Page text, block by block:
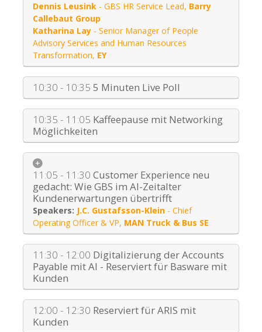
Dennis Leusink - GBS HR Service Lead, Barry
Callebaut Group
Katharina Lay - Senior Manager of People
Advisory Services and Human Resources
Transformation, EY
10:30 - 10:35 5 Minuten Live Poll
10:35 - 11:05 Kaffeepause mit Networking
Möglichkeiten
11:05 - 11:30 Customer Experience neu
gedacht: Wie GBS im AI-Zeitalter
Kundenerwartungen übertrifft
J.C. Gustafsson-Klein - Chief
Operating Officer & VP, MAN Truck & Bus SE
11:30 - 12:00 Digitalizierung der Accounts
Payable mit AI - Reserviert für Basware mit
Kunden
12:00 - 12:30 Reserviert für ARIS mit
Kunden